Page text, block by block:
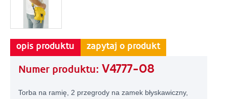
opis produktu zapytaj o produkt
Numer produktu: V4777-08
Torba na ramię, 2 przegrody na zamek błyskawiczny,